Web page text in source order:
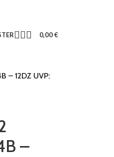
0,00€
– 12DZ UVP:
–